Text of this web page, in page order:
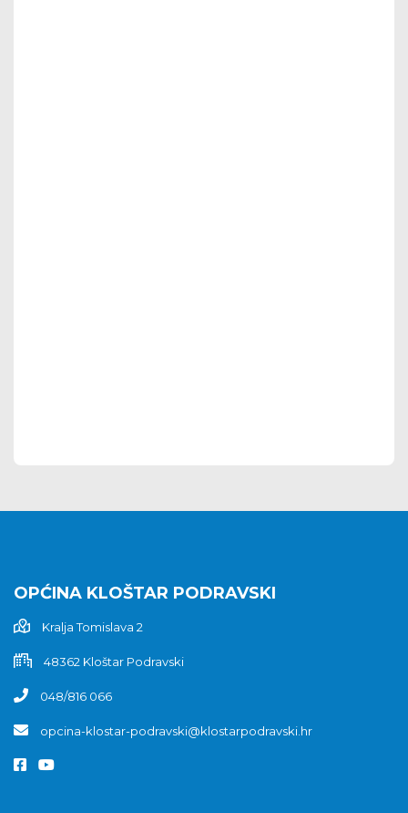
OPĆINA KLOŠTAR PODRAVSKI
Kralja Tomislava 2
48362 Kloštar Podravski
048/816 066
opcina-klostar-podravski@klostarpodravski.hr